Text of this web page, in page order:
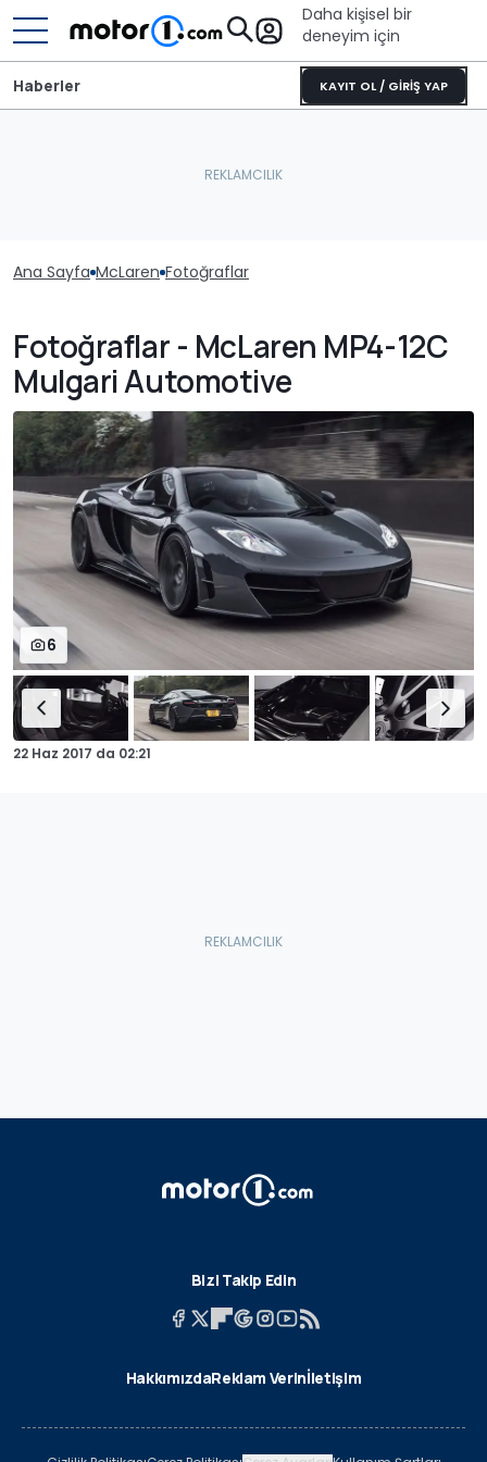
Daha kişisel bir
deneyim için
KAYIT OL / GİRİŞ YAP
Haberler
Ana Sayfa McLaren Fotoğraflar
Fotoğraflar - McLaren MP4-12C
Mulgari Automotive
6
22 Haz 2017 da 02:21
Bizi Takip Edin
HakkımızdaReklam Verinİletişim